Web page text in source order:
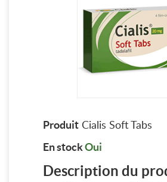
ProduitCialis Soft Tabs
En stockOui
Description du